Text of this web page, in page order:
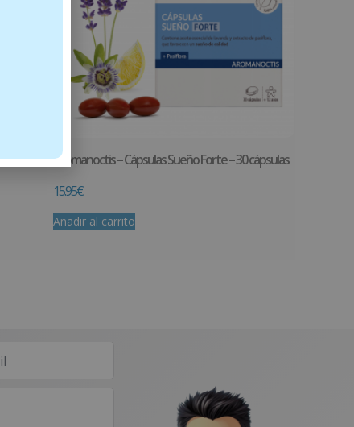
Aromanoctis – Cápsulas Sueño Forte – 30 cápsulas
15.95€
Añadir al carrito